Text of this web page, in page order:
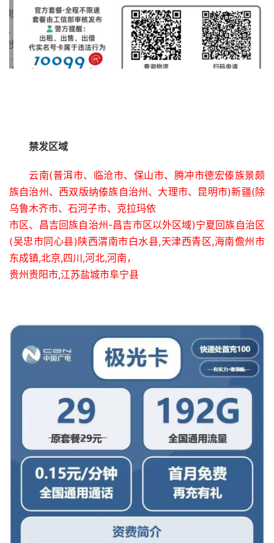
禁发区域
云南(普洱市、临沧市、保山市、腾冲市德宏傣族景颇
族自治州、西双版纳傣族自治州、大理市、昆明市)新疆(除
乌鲁木齐市、石河子市、克拉玛依
市区、昌吉回族自治州-昌吉市区以外区域)宁夏回族自治区
(吴忠市同心县)陕西渭南市白水县,天津西青区,海南儋州市
东成镇,北京,四川,河北,河南，
贵州贵阳市,江苏盐城市阜宁县